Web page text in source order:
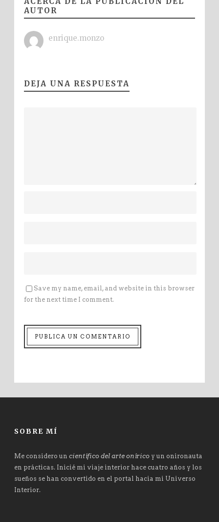
AUTOR
enrique.monzo
DEJA UNA RESPUESTA
Save my name, email, and website in this browser
for the next time I comment.
SOBRE MÍ
Me considero un científico del arte onírico y un onironauta
en prácticas. Inicié mi viaje interior hace cuatro años y los
sueños se han convertido en el portal hacia mi Universo
Interior.